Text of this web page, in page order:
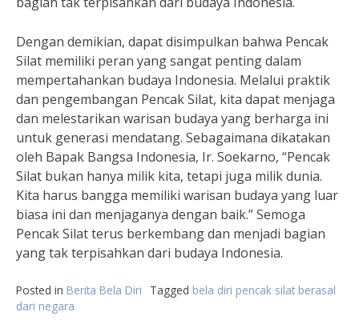
Dengan demikian, dapat disimpulkan bahwa Pencak
Silat memiliki peran yang sangat penting dalam
mempertahankan budaya Indonesia. Melalui praktik
dan pengembangan Pencak Silat, kita dapat menjaga
dan melestarikan warisan budaya yang berharga ini
untuk generasi mendatang. Sebagaimana dikatakan
oleh Bapak Bangsa Indonesia, Ir. Soekarno, “Pencak
Silat bukan hanya milik kita, tetapi juga milik dunia.
Kita harus bangga memiliki warisan budaya yang luar
biasa ini dan menjaganya dengan baik.” Semoga
Pencak Silat terus berkembang dan menjadi bagian
yang tak terpisahkan dari budaya Indonesia.
Posted in Berita Bela Diri Tagged bela diri pencak silat berasal
dari negara